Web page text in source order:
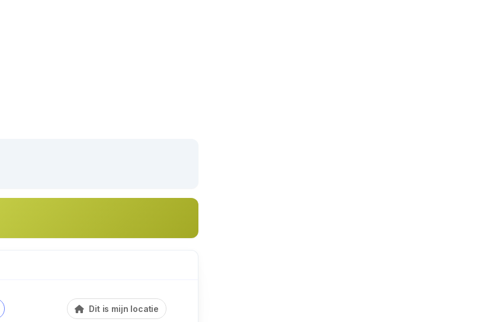
Dit is mijn locatie